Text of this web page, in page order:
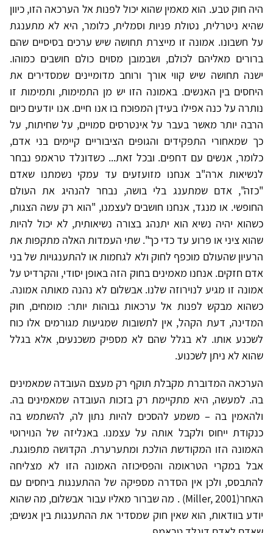
היה חוק טבע. הוא מאמין שהוא יכול לפנות אל הערכאה הזו, כיוון
שהיא ניטרלית, נטולת פניות וסמלית, כלומר, היא לא מתענגת
על חשבונו. אמונה זו מייצרת תחושה שיש ערכים בסיסיים שהם
ברורים מאליהם לכולם, ושבמובן מסוים כולם חושבים כמוהו.
ישנה תחושה שיש קווי אורך ורוחב מדומיינים שמסדירים את
היחסים בין האנשים. באמונה הזו יש מן התמימות, ותמימות זו
נותרה על כנה אפילו בעידן המפוכח בו אנו חיים. אנו יודעים כיום
הרבה יותר מאשר בעבר על אינטרסים סמויים, על שחיתות, על
כך שמאחורי התפקידים והגופים הציבוריים קיימים בני אדם,
כלומר, אנשים עם דחפים. ובכל זאת... כשדונלד טראמפ נבחר
לנשיאות ארה"ב אנחנו מזועזעים עד עמקי נשמתנו שאדם
"כזה", אדם שמתענג בלי בושה, נבחר להנהיג את העולם
החופשי. או מנגד, אנחנו חושבים לעצמנו, "הוא רק עשה הצגות,
כשהוא יהיה נשיא הוא יתנהג בצורה נשיאותית, לא יכול להיות
שהוא ציני או פרוע עד כדי כך". שתי העמדות האלה מתקפות את
הרעיון שהעולם מוכפף לחוק ולא לגחמות או להתענגויות של בני
אדם חזקים. אנחנו מאמינים בחוק הזה באופן יסודי, והקרדיט על
אמונה זו מגיע לנוירוזה שלנו. אבשלום לא נהנה מאותה אמונה.
כשהוא מבקש לפנות אל ערכאות גבוהות יותר: מומחים, חוק
המדינה, דעת הקהל, אין לתשובות שמגיעות מגורמים אלו כוח
לשכנע אותו. לא בגלל שהם לא מספיק משכנעים, אלא בגלל
שהוא לא ניתן לשכנוע.
הערכאה המדוברת מקבלת תוקף רק מעצם העובדה שמאמינים
בה. למעשה, היא מתקיימת רק בזכות העובדה שמאמינים בה.
ולהאמין בה – משמע להסכים להיות נתון לה, להשתמש בה
כנקודת ייחוס ולקבל אותה על עצמנו. באנליזה של הנוירוטי
האמונה הזו המקודשת הולכת ומתערערת. הקדושה מתפוגגת.
אבל במקרי הטראומה והפסיכוזה האמונה הזו לא מצליחה
להתבסס, ולכן אין הסדרה מספיקה של ההתענגות ביחסים עם
האחר(Miller, 2001) . מה שברור מאליו עבור אבשלום, מה שהוא
יודע בוודאות, הוא שאין חוק שמסדיר את ההתענגות בין אנשים;